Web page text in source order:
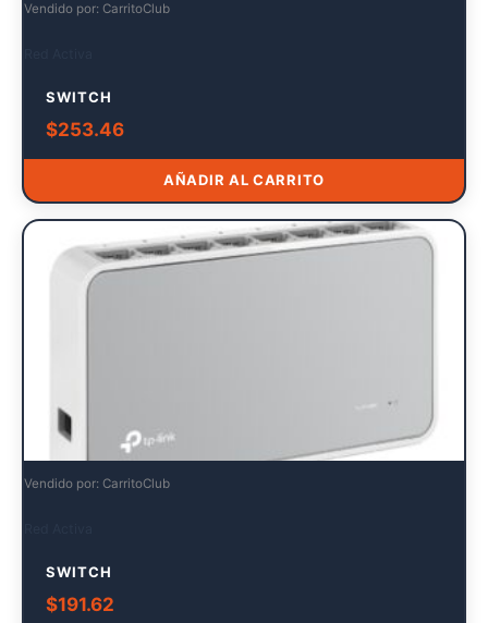
Vendido por: CarritoClub
SWITCH
$253.46
AÑADIR AL CARRITO
Vendido por: CarritoClub
SWITCH
$191.62